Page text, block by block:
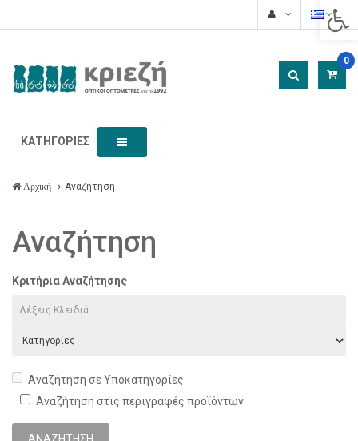
0
ΚΑΤΗΓΟΡΊΕΣ
Αρχική Αναζήτηση
Αναζήτηση
Κριτήρια Αναζήτησης
Αναζήτηση σε Υποκατηγορίες
Αναζήτηση στις περιγραφές προϊόντων